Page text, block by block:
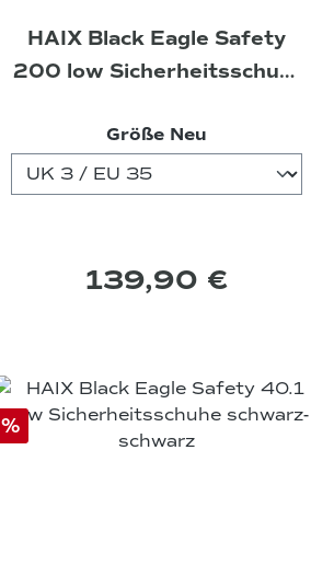
HAIX Black Eagle Safety
200 low Sicherheitsschuh,
Größe Neuauswählen
139,90 €
%